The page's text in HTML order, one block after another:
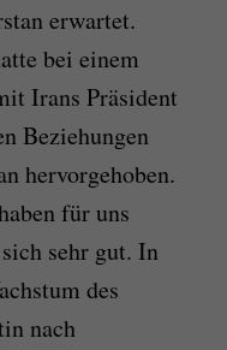
erwartet.
bei einem
Irans Präsident
Beziehungen
hervorgehoben.
für uns
sehr gut. In
des
nach